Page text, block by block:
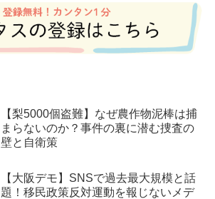
【梨5000個盗難】なぜ農作物泥棒は捕
まらないのか？事件の裏に潜む捜査の
壁と自衛策
【大阪デモ】SNSで過去最大規模と話
題！移民政策反対運動を報じないメデ